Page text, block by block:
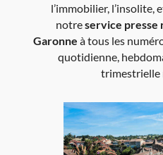
l’immobilier, l’insolite,
notreservice presse
Garonne à tous les
quotidienne,
trimestrielle